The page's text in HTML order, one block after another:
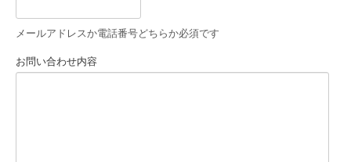
メールアドレスか電話番号どちらか必須です
お問い合わせ内容